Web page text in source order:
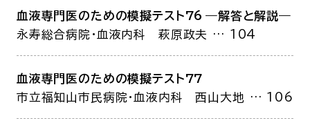
血液専門医のための模擬テスト76 ―解答と解説―
永寿総合病院・血液内科
萩原政夫 … 104
血液専門医のための模擬テスト77
市立福知山市民病院・血液内科
西山大地 … 106